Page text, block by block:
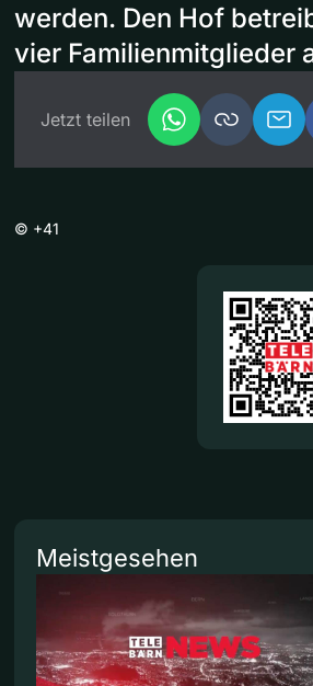
werden. Den Hof
vier Familienmitglieder
Jetzt teilen
© +41
Meistgesehen